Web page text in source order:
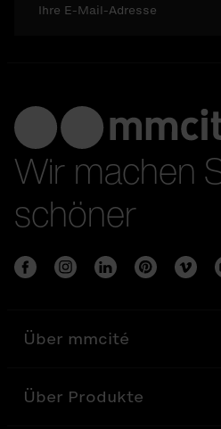
Wir machen
schöner
Über mmcité
Über Produkte